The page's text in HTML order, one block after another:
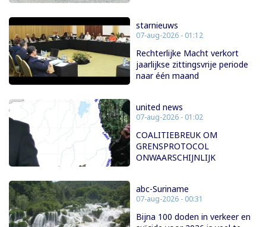
starnieuws
07-aug-2026 - 01:12
Rechterlijke Macht verkort
jaarlijkse zittingsvrije periode
naar één maand
united news
07-aug-2026 - 01:02
COALITIEBREUK OM
GRENSPROTOCOL
ONWAARSCHIJNLIJK
abc-Suriname
07-aug-2026 - 00:31
Bijna 100 doden in verkeer en